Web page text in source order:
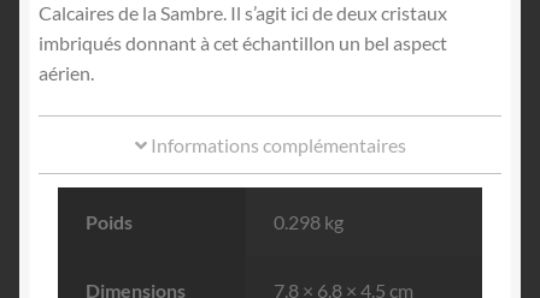
Calcaires de la Sambre. Il s’agit ici de deux cristaux
imbriqués donnant à cet échantillon un bel aspect
aérien.
Informations complémentaires
Poids 0.298 kg
Dimensions 7.8 × 6.8 × 4.5 cm